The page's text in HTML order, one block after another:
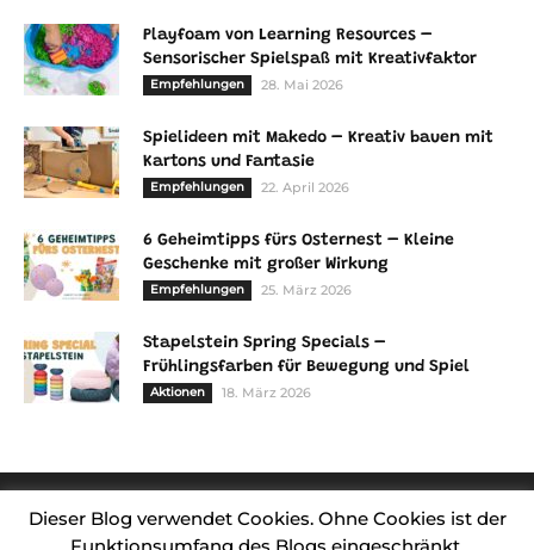
Playfoam von Learning Resources –
Sensorischer Spielspaß mit Kreativfaktor
Empfehlungen 28. Mai 2026
Spielideen mit Makedo – Kreativ bauen mit
Kartons und Fantasie
Empfehlungen 22. April 2026
6 Geheimtipps fürs Osternest – Kleine
Geschenke mit großer Wirkung
Empfehlungen 25. März 2026
Stapelstein Spring Specials –
Frühlingsfarben für Bewegung und Spiel
Aktionen 18. März 2026
Dieser Blog verwendet Cookies. Ohne Cookies ist der